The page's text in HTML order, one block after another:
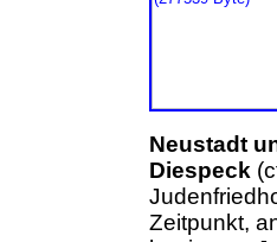
Neustadt
Diespeck
Zeitpunkt,